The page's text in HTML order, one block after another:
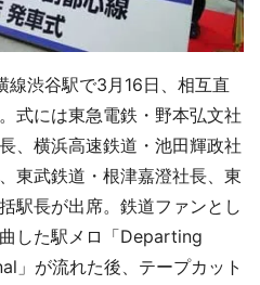
渋谷駅で3月16日、相互直
式には東急電鉄・野本弘文社
、横浜高速鉄道・池田輝政社
東武鉄道・根津嘉澄社長、東
駅長が出席。鉄道ファンとし
した駅メロ「Departing
」が流れた後、テープカット